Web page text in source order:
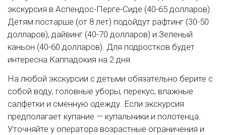
экскурсия в Аспендос-Перге-Сиде (40-65 долларов).
Детям постарше (от 8 лет) подойдут рафтинг (30-50
долларов), дайвинг (40-70 долларов) и Зеленый
каньон (40-60 долларов). Для подростков будет
интересна Каппадокия на 2 дня.
На любой экскурсии с детьми обязательно берите с
собой воду, головные уборы, перекус, влажные
салфетки и сменную одежду. Если экскурсия
предполагает купание — купальники и полотенца.
Уточняйте у оператора возрастные ограничения и